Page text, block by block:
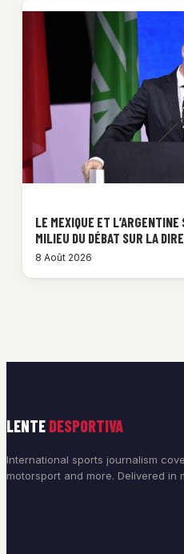
LE MEXIQUE ET
MILIEU DU DÉBAT SUR LA
8 Août 2026
LENTE DESPORTIVA
International sports journalism
motorsport and more. Delivered in